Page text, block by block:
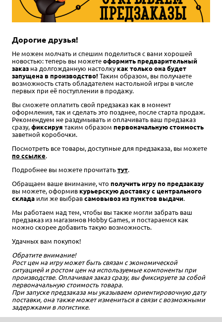
Дорогие друзья!
Не можем молчать и спешим поделиться с вами хорошей
новостью: теперь вы можетеоформить предварительный
заказ на долгожданную настолкукак только она будет
запущена в производство! Таким образом, вы получаете
возможность стать обладателем настольной игры в числе
первых при её поступлении в продажу.
Вы сможете оплатить свой предзаказ как в момент
оформления, так и сделать это позднее, после старта продаж.
Рекомендуем не раздумывать и оплачивать ваш предзаказ
сразу,фиксируя таким образом первоначальную стоимость
заветной коробочки.
Посмотреть все товары, доступные для предзаказа, вы можете
по ссылке.
Подробнее вы можете прочитатьтут.
Обращаем ваше внимание, что получить игру по предзаказу
вы можете, оформивкурьерскую доставку с центрального
склада или же выбравсамовывоз из пунктов выдачи.
Мы работаем над тем, чтобы вы также могли забрать ваш
предзаказ из магазинов Hobby Games, и постараемся как
можно скорее добавить такую возможность.
Удачных вам покупок!
Обратите внимание!
Рост цен на игру может быть связан с экономической
ситуацией и ростом цен на используемые компоненты при
производстве. Оплачивая заказ сразу, вы фиксируете за собой
первоначальную стоимость товара.
При запуске предзаказа мы указываем ориентировочную дату
поставки, она также может измениться в связи с возможными
задержками в логистике.